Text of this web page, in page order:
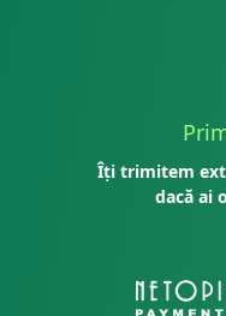
Îți trimitem
dacă ai